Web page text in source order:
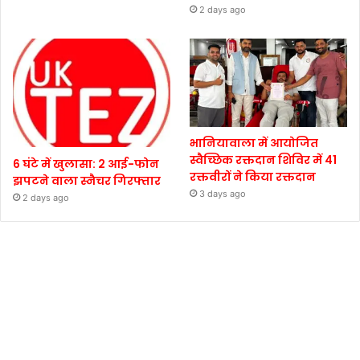
2 days ago
6 घंटे में खुलासा: 2 आई-फोन
झपटने वाला स्नैचर गिरफ्तार
2 days ago
भानियावाला में आयोजित
स्वैच्छिक रक्तदान शिविर में 41
रक्तवीरों ने किया रक्तदान
3 days ago